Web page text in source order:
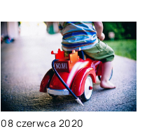
08 czerwca 2020